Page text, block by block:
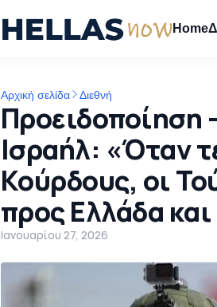
Home
Αρχική σελίδα Διεθνή
Προειδοποίηση
Ισραήλ: «Όταν
Κούρδους, οι
προς Ελλάδα
Ιανουαρίου 27, 2026